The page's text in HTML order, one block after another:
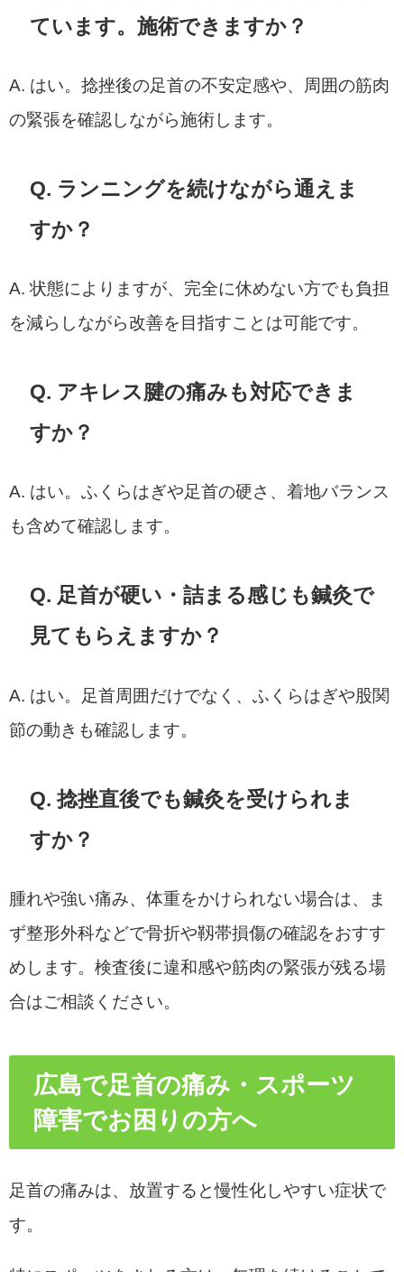
ています。施術できますか？
A. はい。捻挫後の足首の不安定感や、周囲の筋肉
の緊張を確認しながら施術します。
Q. ランニングを続けながら通えま
すか？
A. 状態によりますが、完全に休めない方でも負担
を減らしながら改善を目指すことは可能です。
Q. アキレス腱の痛みも対応できま
すか？
A. はい。ふくらはぎや足首の硬さ、着地バランス
も含めて確認します。
Q. 足首が硬い・詰まる感じも鍼灸で
見てもらえますか？
A. はい。足首周囲だけでなく、ふくらはぎや股関
節の動きも確認します。
Q. 捻挫直後でも鍼灸を受けられま
すか？
腫れや強い痛み、体重をかけられない場合は、ま
ず整形外科などで骨折や靱帯損傷の確認をおすす
めします。検査後に違和感や筋肉の緊張が残る場
合はご相談ください。
広島で足首の痛み・スポーツ
障害でお困りの方へ
足首の痛みは、放置すると慢性化しやすい症状で
す。